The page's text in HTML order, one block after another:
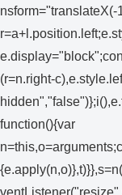
nsform="translateX(-
(r=n.right-
function(){var